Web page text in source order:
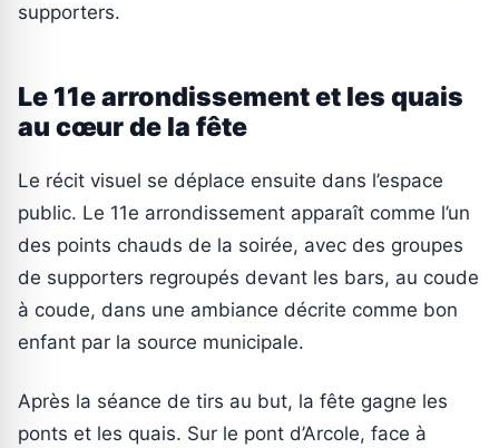
supporters.
Le 11e arrondissement et les quais
au cœur de la fête
Le récit visuel se déplace ensuite dans l’espace
public. Le 11e arrondissement apparaît comme l’un
des points chauds de la soirée, avec des groupes
de supporters regroupés devant les bars, au coude
à coude, dans une ambiance décrite comme bon
enfant par la source municipale.
Après la séance de tirs au but, la fête gagne les
ponts et les quais. Sur le pont d’Arcole, face à